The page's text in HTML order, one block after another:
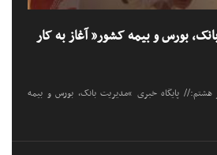
بورس و بیمه کشور” آغاز به کار
هشتم:// پایگاه خبری “مدیریت بانک، بورس و بیمه